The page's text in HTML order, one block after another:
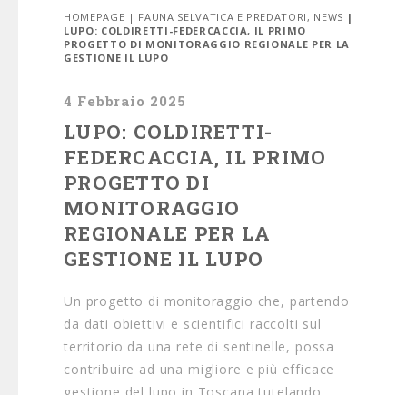
HOMEPAGE | FAUNA SELVATICA E PREDATORI, NEWS |
LUPO: COLDIRETTI-FEDERCACCIA, IL PRIMO
PROGETTO DI MONITORAGGIO REGIONALE PER LA
GESTIONE IL LUPO
4 Febbraio 2025
LUPO: COLDIRETTI-
FEDERCACCIA, IL PRIMO
PROGETTO DI
MONITORAGGIO
REGIONALE PER LA
GESTIONE IL LUPO
Un progetto di monitoraggio che, partendo
da dati obiettivi e scientifici raccolti sul
territorio da una rete di sentinelle, possa
contribuire ad una migliore e più efficace